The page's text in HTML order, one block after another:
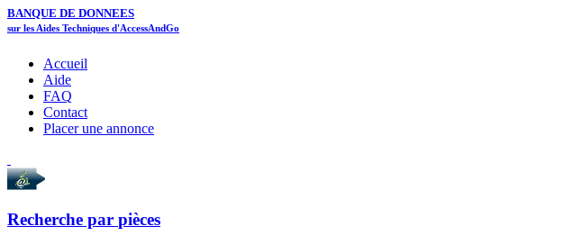
BANQUE DE DONNEES
sur les Aides Techniques d'AccessAndGo
Accueil
Aide
FAQ
Contact
Placer une annonce
Recherche par pièces